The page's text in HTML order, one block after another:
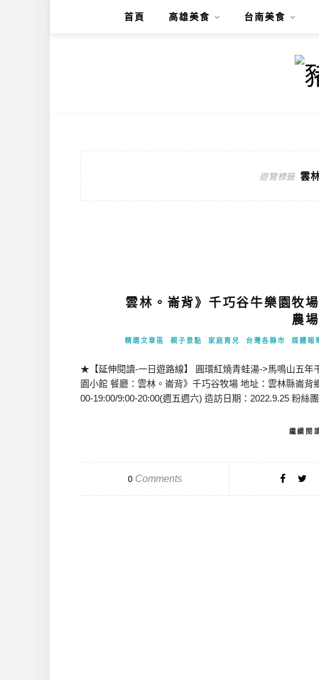
首頁 高雄美食 台南美食
遊覽標籤 雲
雲林。崙背》千巧谷牛樂園牧
農場
精選文章區 親子景點 家庭育兒 台灣各縣市 媒體報
★【延伸閱讀-一日遊路線】 圓環紅燒青蛙湯->馬鳴山五年
園小館 餐廳：雲林。崙背》千巧谷牧場 地址：雲林縣崙背
00-19:00/9:00-20:00(週五週六) 造訪日期：2022.9.25 粉
繼續閱
0Comments